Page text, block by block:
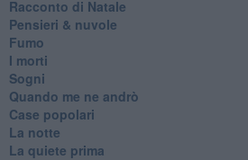
Racconto di Natale
Pensieri & nuvole
Fumo
I morti
Sogni
Quando me ne andrò
Case popolari
La notte
La quiete prima